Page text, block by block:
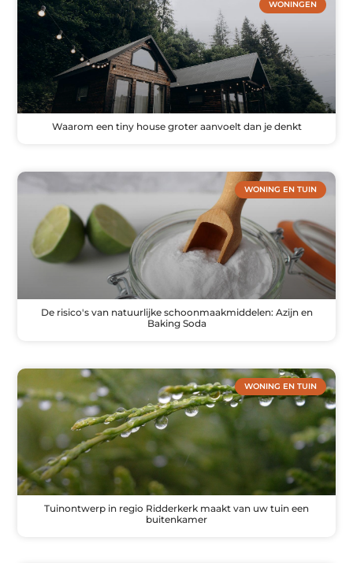
WONINGEN
Waarom een tiny house groter aanvoelt dan je denkt
WONING EN TUIN
De risico's van natuurlijke schoonmaakmiddelen: Azijn en
Baking Soda
WONING EN TUIN
Tuinontwerp in regio Ridderkerk maakt van uw tuin een
buitenkamer